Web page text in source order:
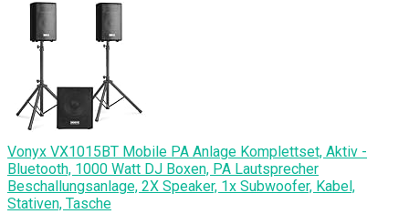
Vonyx VX1015BT Mobile PA Anlage Komplettset, Aktiv -
Bluetooth, 1000 Watt DJ Boxen, PA Lautsprecher
Beschallungsanlage, 2X Speaker, 1x Subwoofer, Kabel,
Stativen, Tasche